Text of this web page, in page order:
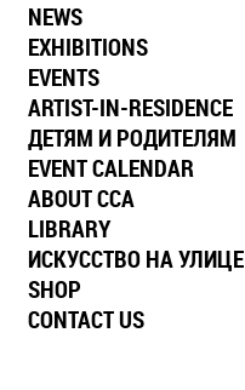
NEWS
EXHIBITIONS
EVENTS
ARTIST-IN-RESIDENCE
ДЕТЯМ И РОДИТЕЛЯМ
EVENT CALENDAR
ABOUT CCA
LIBRARY
ИСКУССТВО НА УЛИЦЕ
SHOP
CONTACT US